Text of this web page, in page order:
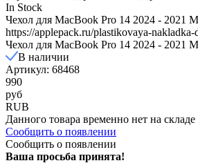
In Stock
Чехол для MacBook Pro 14 2024 - 2021
https://applepack.ru/plastikovaya-
Чехол для MacBook Pro 14 2024 - 2021
В наличии
Артикул: 68468
990
руб
RUB
Данного товара временно нет на складе
Сообщить о появлении
Сообщить о появлении
Ваша просьба принята!